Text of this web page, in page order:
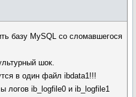
базу MySQL со сломавшегося
шок.
в один файл ibdata1!!!
логов ib_logfile0 и ib_logfile1